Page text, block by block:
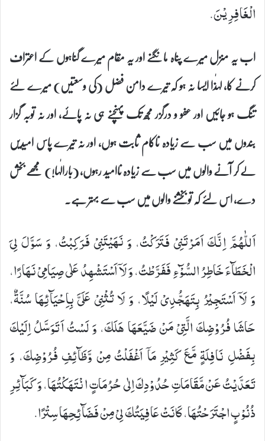
الْغَافِرِیْنَ.
اب یہ منزل میرے پناہ مانگنے اور یہ مقام میرے گناہوں کے اعتراف
کرنے کا، لہٰذا ایسا نہ ہو کہ تیرے دامن فضل (کی وسعتیں) میرے لئے
تنگ ہو جائیں اور عفو و درگزر مجھ تک پہنچنے ہی نہ پائے، اور نہ توبہ گزار
بندوں میں سب سے زیادہ ناکام ثابت ہوں، اور نہ تیرے پاس امیدیں
لے کر آنے والوں میں سب سے زیادہ ناامید رہوں، (بارالٰہا!) مجھے بخش
دے، اس لئے کہ تو بخشنے والوں میں سب سے بہتر ہے۔
اَللّٰهُمَّ اِنَّكَ اَمَرْتَنِیْ فَتَرَكْتُ، وَ نَهَیْتَنِیْ فَرَكِبْتُ، وَ سَوَّلَ لِیَ
الْخَطَآءَ خَاطِرُ السُّوْٓءِ فَفَرَّطْتُ، وَ لَاۤ اَسْتَشْهِدُ عَلٰى صِیَامِیْ نَهَارًا،
وَ لَاۤ اَسْتَجِیْرُ بِتَهَجُّدِیْ لَیْلًا، وَ لَا تُثْنِیْ عَلَیَّ بِاِحْیَآئِهَا سُنَّةٌ،
حَاشَا فُرُوْضِكَ الَّتِیْ مَنْ ضَیَّعَهَا هَلَكَ، وَ لَسْتُ اَتَوَسَّلُ اِلَیْكَ
بِفَضْلِ نَافِلَةٍ مَّعَ كَثِیْرِ مَاۤ اَغْفَلْتُ مِنْ وَّظَآئِفِ فُرُوْضِكَ، وَ
تَعَدَّیْتُ عَنْ مَّقَامَاتِ حُدُوْدِكَ اِلٰى حُرُمَاتٍ انْتَهَكْتُهَا، وَ كَبَآئِرِ
ذُنُوْبٍ اجْتَرَحْتُهَا، كَانَتْ عَافِیَتُكَ لِیْ مِنْ فَضَآئِحِهَا سِتْرًا.